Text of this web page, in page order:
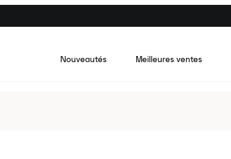
Nouveautés Meilleures ventes